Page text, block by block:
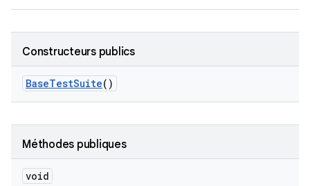
Constructeurs publics
BaseTestSuite()
Méthodes publiques
void